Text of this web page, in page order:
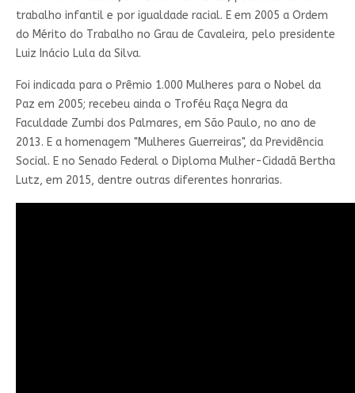
trabalho infantil e por igualdade racial. E em 2005 a Ordem
do Mérito do Trabalho no Grau de Cavaleira, pelo presidente
Luiz Inácio Lula da Silva.
Foi indicada para o Prêmio 1.000 Mulheres para o Nobel da
Paz em 2005; recebeu ainda o Troféu Raça Negra da
Faculdade Zumbi dos Palmares, em São Paulo, no ano de
2013. E a homenagem "Mulheres Guerreiras", da Previdência
Social. E no Senado Federal o Diploma Mulher-Cidadã Bertha
Lutz, em 2015, dentre outras diferentes honrarias.